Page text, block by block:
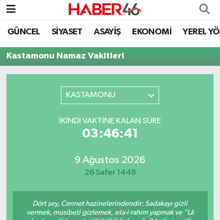
GÜNCEL SİYASET ASAYİŞ EKONOMİ YEREL
Kastamonu Namaz Vakitleri
KASTAMONU
İKINDI VAKTINE KALAN SÜRE
03:46:41
9 Ağustos 2026
26 Safer 1448
Dört şey, Cennet hazinelerindendir: Sadakayı gizli
vermek, musibeti gizlemek, sıla-i rahim yapmak ve "Lâ
GÜNCEL
EKONOMİ
EĞİTİM
Nöbetçi Eczaneler
Kahramanmaraş Namaz Vakitleri
Süper Lig Puan Durumu ve Fikstür
Tüm Manşetler
Haber Arşivi